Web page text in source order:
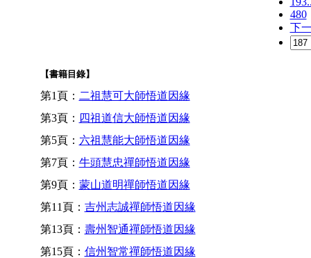
480
下
【書籍目錄】
第1頁： 二祖慧可大師悟道因緣
第3頁： 四祖道信大師悟道因緣
第5頁： 六祖慧能大師悟道因緣
第7頁： 牛頭慧忠禪師悟道因緣
第9頁： 蒙山道明禪師悟道因緣
第11頁： 吉州志誠禪師悟道因緣
第13頁： 壽州智通禪師悟道因緣
第15頁： 信州智常禪師悟道因緣